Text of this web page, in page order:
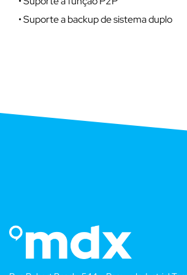
• Suporte a backup de sistema duplo